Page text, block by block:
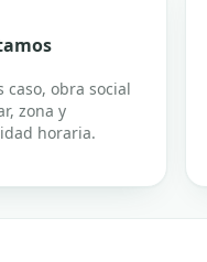
caso, obra social
zona y
horaria.